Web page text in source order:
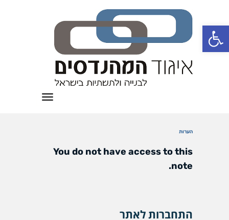
פתח סרגל נגישות
תפריט
הערות
You do not have access to this
note.
התחברות לאתר